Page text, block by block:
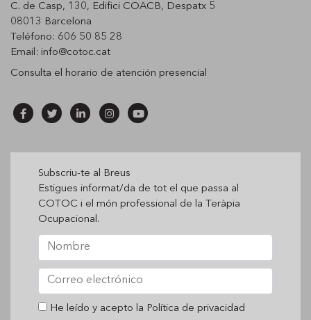
C. de Casp, 130, Edifici COACB, Despatx 5
08013 Barcelona
Teléfono: 606 50 85 28
Email: info@cotoc.cat
Consulta el horario de atención presencial
Subscriu-te al Breus
Estigues informat/da de tot el que passa al
COTOC i el món professional de la Teràpia
Ocupacional.
He leído y acepto la Política de privacidad